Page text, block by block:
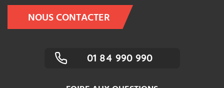
NOUS CONTACTER
01 84 990 990